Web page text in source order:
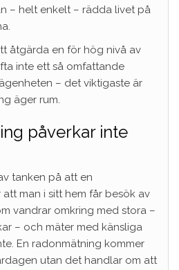
– helt enkelt – rädda livet på
åtgärda en för hög nivå av
inte ett så omfattande
– det viktigaste är
äger rum.
påverkar inte
tanken på att en
man i sitt hem får besök av
vandrar omkring med stora –
– och mäter med känsliga
En radonmätning kommer
utan det handlar om att